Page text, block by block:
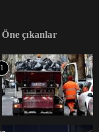
Öne çıkanlar
1